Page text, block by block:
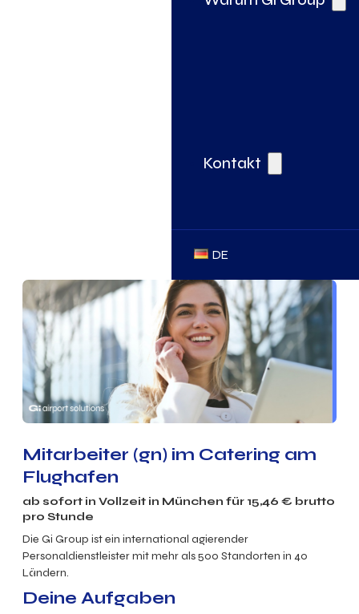
Kontakt
DE
Mitarbeiter (gn) im Catering am
Flughafen
ab sofort in Vollzeit in München für 15,46 € brutto
pro Stunde
Die Gi Group ist ein international agierender
Personaldienstleister mit mehr als 500 Standorten in 40
Ländern.
Deine Aufgaben